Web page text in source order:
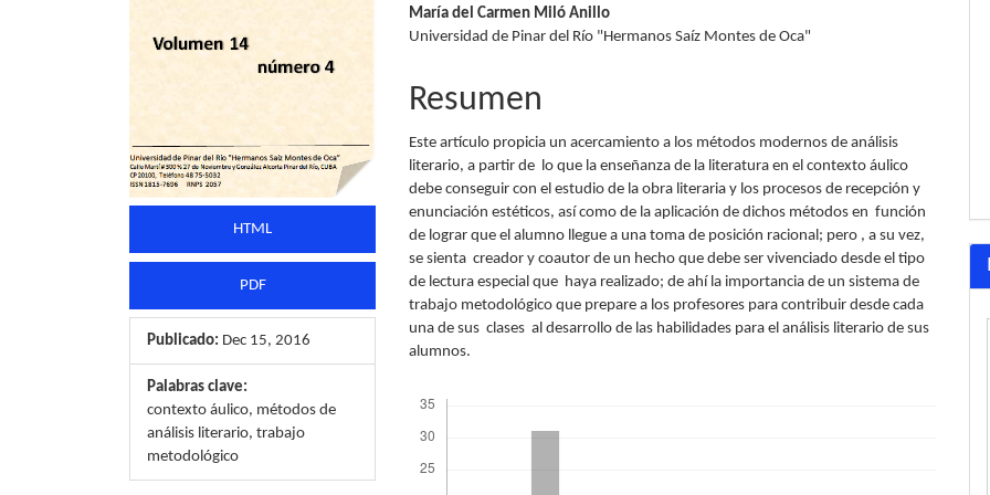
HTML
PDF
Publicado: Dec 15, 2016
Palabras clave:
contexto áulico, métodos de
análisis literario, trabajo
metodológico
artículo
María del Carmen Miló Anillo
Universidad de Pinar del Río "Hermanos Saíz Montes de Oca"
Resumen
Este artículo propicia un acercamiento a los métodos modernos de análisis
literario, a partir de lo que la enseñanza de la literatura en el contexto áulico
debe conseguir con el estudio de la obra literaria y los procesos de recepción y
enunciación estéticos, así como de la aplicación de dichos métodos en función
de lograr que el alumno llegue a una toma de posición racional; pero , a su vez,
se sienta creador y coautor de un hecho que debe ser vivenciado desde el tipo
de lectura especial que haya realizado; de ahí la importancia de un sistema de
trabajo metodológico que prepare a los profesores para contribuir desde cada
una de sus clases al desarrollo de las habilidades para el análisis literario de sus
alumnos.